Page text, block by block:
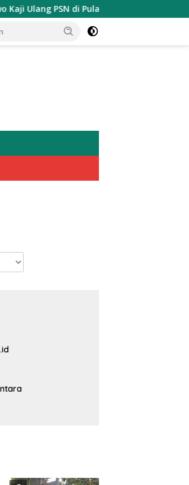
PSN di Pulau Obi: “Kalau Tak